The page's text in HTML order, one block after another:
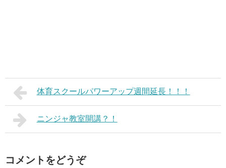
体育スクールパワーアップ週間延長！！！
ニンジャ教室開講？！
コメントをどうぞ